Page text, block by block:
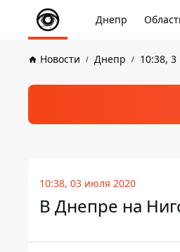
Днепр
Новости Днепр 10:38,
10:38, 03 июля 2020
В Днепре на